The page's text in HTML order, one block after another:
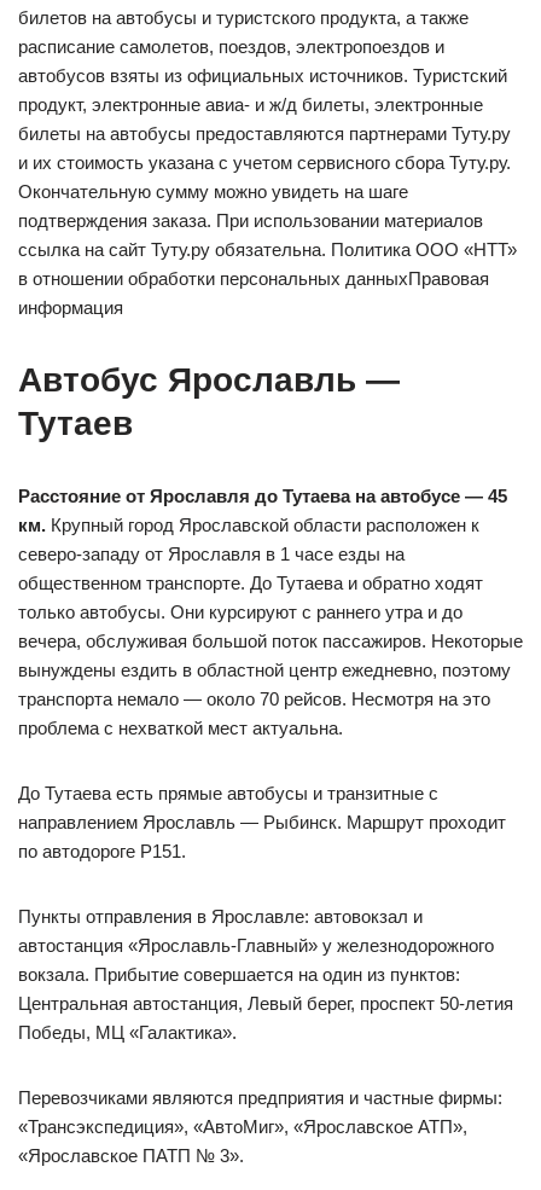
билетов на автобусы и туристского продукта, а также
расписание самолетов, поездов, электропоездов и
автобусов взяты из официальных источников. Туристский
продукт, электронные авиа- и ж/д билеты, электронные
билеты на автобусы предоставляются партнерами Туту.ру
и их стоимость указана с учетом сервисного сбора Туту.ру.
Окончательную сумму можно увидеть на шаге
подтверждения заказа. При использовании материалов
ссылка на сайт Туту.ру обязательна. Политика ООО «НТТ»
в отношении обработки персональных данныхПравовая
информация
Автобус Ярославль —
Тутаев
Расстояние от Ярославля до Тутаева на автобусе — 45
км. Крупный город Ярославской области расположен к
северо-западу от Ярославля в 1 часе езды на
общественном транспорте. До Тутаева и обратно ходят
только автобусы. Они курсируют с раннего утра и до
вечера, обслуживая большой поток пассажиров. Некоторые
вынуждены ездить в областной центр ежедневно, поэтому
транспорта немало — около 70 рейсов. Несмотря на это
проблема с нехваткой мест актуальна.
До Тутаева есть прямые автобусы и транзитные с
направлением Ярославль — Рыбинск. Маршрут проходит
по автодороге Р151.
Пункты отправления в Ярославле: автовокзал и
автостанция «Ярославль-Главный» у железнодорожного
вокзала. Прибытие совершается на один из пунктов:
Центральная автостанция, Левый берег, проспект 50-летия
Победы, МЦ «Галактика».
Перевозчиками являются предприятия и частные фирмы:
«Трансэкспедиция», «АвтоМиг», «Ярославское АТП»,
«Ярославское ПАТП № 3».